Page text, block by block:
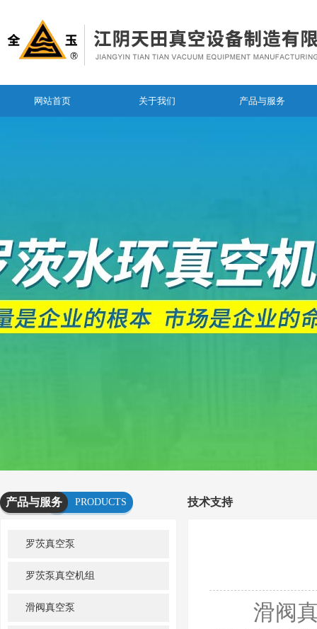
网站首页 关于我们 产品与服务
产品与服务
PRODUCTS
罗茨真空泵
罗茨泵真空机组
滑阀真空泵
技术支持
滑阀真